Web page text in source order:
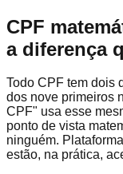
CPF
a diferença
Todo CPF tem dois
dos nove primeiros
CPF" usa esse
ponto de vista
ninguém.
estão, na prática,